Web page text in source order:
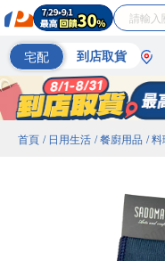
宅配 到店取貨
首頁 / 日用生活 / 餐廚用品 /